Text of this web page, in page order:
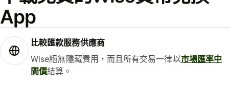
App
比較匯款服務供應商
Wise絕無隱藏費用，而且所有交易一律以市場匯率中
間價結算。